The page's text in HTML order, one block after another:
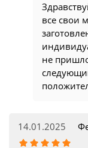
все свои
не
14.01.2025